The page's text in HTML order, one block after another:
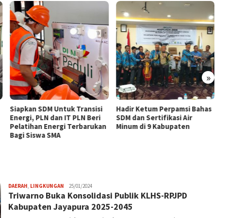
»
Siapkan SDM Untuk Transisi
Energi, PLN dan IT PLN Beri
Pelatihan Energi Terbarukan
Bagi Siswa SMA
Hadir Ketum Perpamsi Bahas
SDM dan Sertifikasi Air
Minum di 9 Kabupaten
DAERAH, LINGKUNGAN Admin
25/01/2024
Triwarno Buka Konsolidasi Publik KLHS-RPJPD
Kabupaten Jayapura 2025-2045